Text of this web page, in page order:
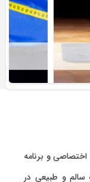
اختصاصیو برنامه
سالم و طبیعی در